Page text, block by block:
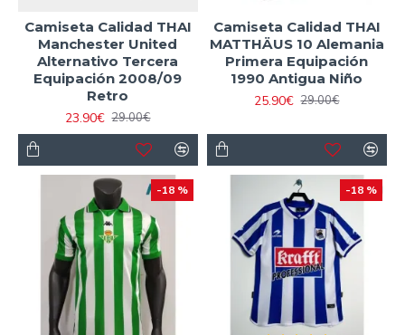
Camiseta Calidad THAI
Manchester United
Alternativo Tercera
Equipación 2008/09
Retro
23.90€ 29.00€
Camiseta Calidad THAI
MATTHÄUS 10 Alemania
Primera Equipación
1990 Antigua Niño
25.90€ 29.00€
-18 % -18 %